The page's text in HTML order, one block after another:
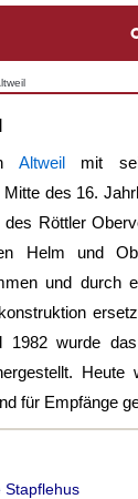
Altweil mit
des 16.
Röttler
Helm und
und durch
1982 wurde
Heute
für Empfänge
Stapflehus